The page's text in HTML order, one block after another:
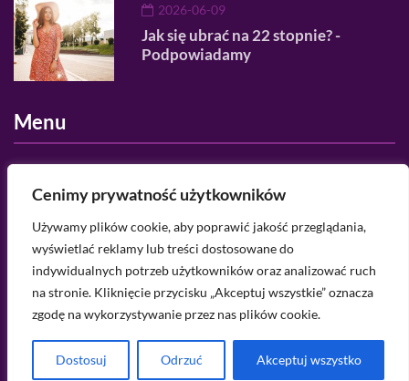
Cenimy prywatność użytkowników
Używamy plików cookie, aby poprawić jakość przeglądania,
wyświetlać reklamy lub treści dostosowane do
indywidualnych potrzeb użytkowników oraz analizować ruch
na stronie. Kliknięcie przycisku „Akceptuj wszystkie” oznacza
zgodę na wykorzystywanie przez nas plików cookie.
Dostosuj Odrzuć Akceptuj wszystko
2026-06-09
Jak się ubrać na 22 stopnie? -
Podpowiadamy
Menu
Regulamin serwisu
Polityka prywatności
Kategorie
Masz pytanie? Napisz do mnie na kontakt@porcelaindoll.pl